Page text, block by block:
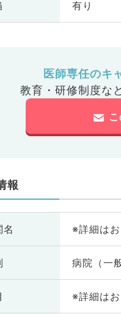
有り
医師専任のキ
教育・研修制度な
報
名 ※詳細は
病院（一
※詳細は